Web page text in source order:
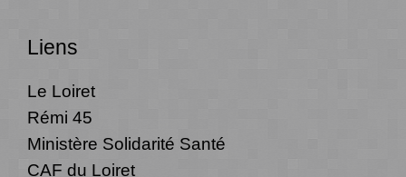
Liens
Le Loiret
Rémi 45
Ministère Solidarité Santé
CAF du Loiret